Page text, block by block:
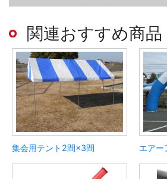
関連おすすめ商品
集会用テント2間×3間 エアー